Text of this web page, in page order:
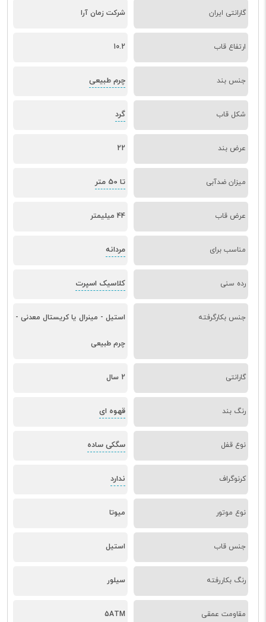
گارانتی ایران شرکت زمان آرا
ارتفاع قاب 10.2
جنس بند چرم طبیعی
شکل قاب گرد
عرض بند 22
میزان ضدآبی تا 50 متر
عرض قاب 44 میلیمتر
مناسب برای مردانه
رده سنی کلاسیک اسپرت
جنس بکارگرفته استیل - مینرال یا کریستال معدنی -
چرم طبیعی
گارانتی 2 سال
رنگ بند قهوه ای
نوع قفل سگکی ساده
کرنوگراف ندارد
نوع موتور میوتا
جنس قاب استیل
رنگ بکاررفته سیلور
مقاومت عمقی 5ATM